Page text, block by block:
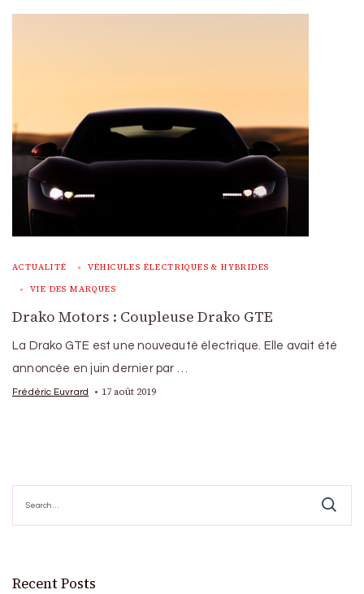
ACTUALITÉ VÉHICULES ÉLECTRIQUES & HYBRIDES
VIE DES MARQUES
Drako Motors : Coupleuse Drako GTE
La Drako GTE est une nouveauté électrique. Elle avait été
annoncée en juin dernier par …
Frédéric Euvrard 17 août 2019
for:
Recent Posts